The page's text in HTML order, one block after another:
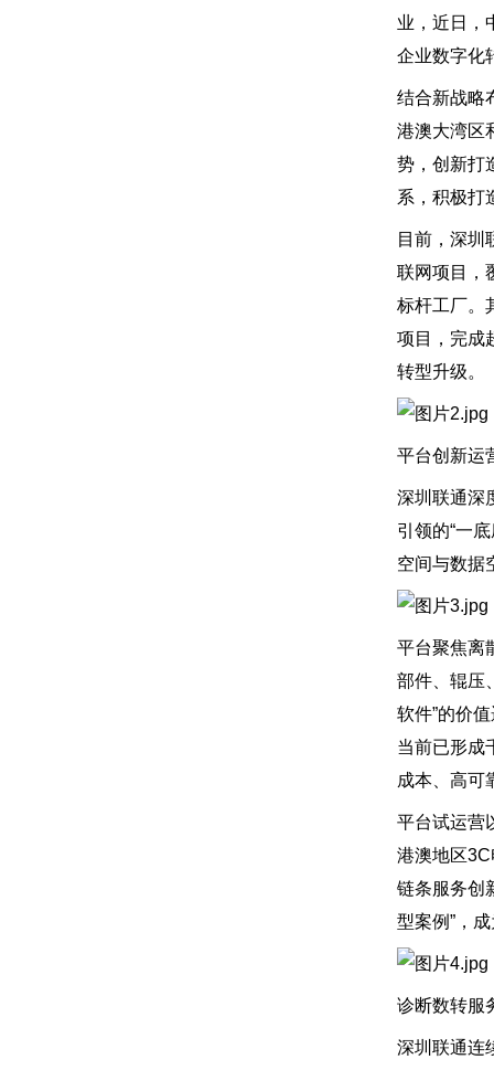
业，近日，
企业数字化
结合新战略
港澳大湾区
势，创新打
系，积极打
目前，深圳
联网项目，
标杆工厂。
项目，完成
转型升级。
平台创新运
深圳联通深
引领的“一
空间与数据
平台聚焦离
部件、辊压
软件”的价
当前已形成
成本、高可
平台试运营
港澳地区
链条服务创
型案例”，
诊断数转服
深圳联通连